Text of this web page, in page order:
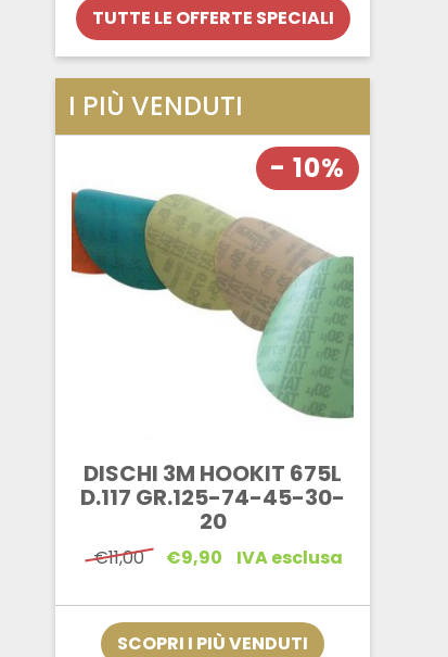
TUTTE LE OFFERTE SPECIALI
I PIÙ VENDUTI
- 10%
DISCHI 3M HOOKIT 675L
D.117 GR.125-74-45-30-
20
€11,00 Il
era:
€11,00.
€9,90
Il
è:
€9,90.
IVA esclusa
SCOPRI I PIÙ VENDUTI